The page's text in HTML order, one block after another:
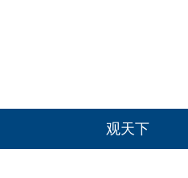
观天下